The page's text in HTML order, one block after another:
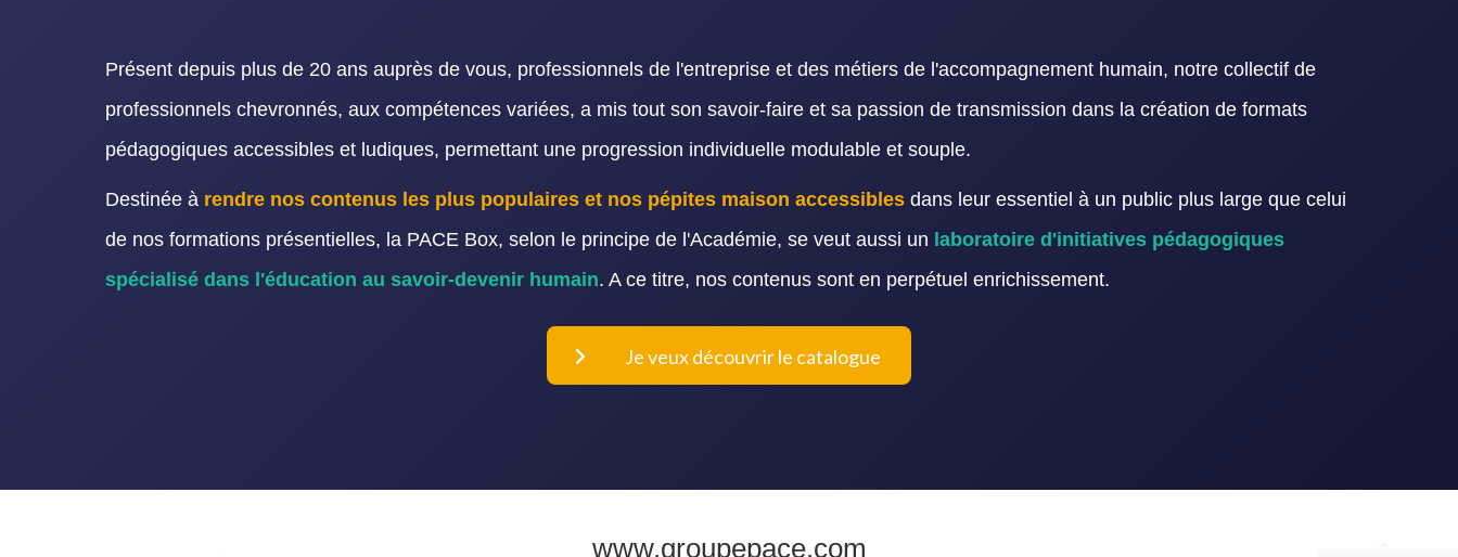
Présent depuis plus de 20 ans auprès de vous, professionnels de l'entreprise et des métiers de l'accompagnement humain, notre collectif de
professionnels chevronnés, aux compétences variées, a mis tout son savoir-faire et sa passion de transmission dans la création de formats
pédagogiques accessibles et ludiques, permettant une progression individuelle modulable et souple.
Destinée à rendre nos contenus les plus populaires et nos pépites maison accessibles dans leur essentiel à un public plus large que celui
de nos formations présentielles, la PACE Box, selon le principe de l'Académie, se veut aussi un laboratoire d'initiatives pédagogiques
spécialisé dans l'éducation au savoir-devenir humain. A ce titre, nos contenus sont en perpétuel enrichissement.
Je veux découvrir le catalogue
www.groupepace.com